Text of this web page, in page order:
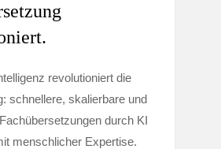
revolutioniert die
schnellere, skalierbare und
durch KI
menschlicher Expertise.